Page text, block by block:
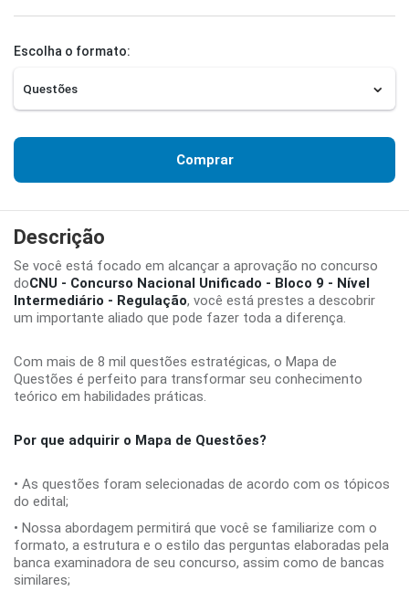
Escolha o formato:
Comprar
Descrição
Se você está focado em alcançar a aprovação no concurso
doCNU - Concurso Nacional Unificado - Bloco 9 - Nível
Intermediário - Regulação, você está prestes a descobrir
um importante aliado que pode fazer toda a diferença.
Com mais de 8 mil questões estratégicas, o Mapa de
Questões é perfeito para transformar seu conhecimento
teórico em habilidades práticas.
Por que adquirir o Mapa de Questões?
• As questões foram selecionadas de acordo com os tópicos
do edital;
• Nossa abordagem permitirá que você se familiarize com o
formato, a estrutura e o estilo das perguntas elaboradas pela
banca examinadora de seu concurso, assim como de bancas
similares;